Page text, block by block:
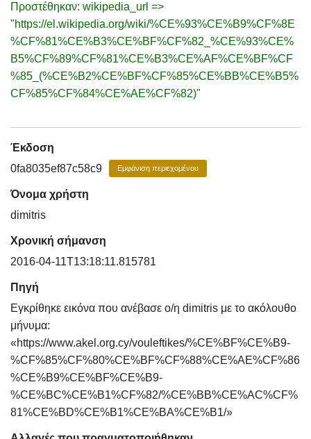
Προστέθηκαν: wikipedia_url =>
"https://el.wikipedia.org/wiki/%CE%93%CE%B9%CF%8E
%CF%81%CE%B3%CE%BF%CF%82_%CE%93%CE%
B5%CF%89%CF%81%CE%B3%CE%AF%CE%BF%CF
%85_(%CE%B2%CE%BF%CF%85%CE%BB%CE%B5%
CF%85%CF%84%CE%AE%CF%82)"
Έκδοση
0fa8035ef87c58c9
Εμφάνιση περιεχομένου
Όνομα χρήστη
dimitris
Χρονική σήμανση
2016-04-11T13:18:11.815781
Πηγή
Εγκρίθηκε εικόνα που ανέβασε ο/η dimitris με το ακόλουθο
μήνυμα:
«https://www.akel.org.cy/vouleftikes/%CE%BF%CE%B9-
%CF%85%CF%80%CE%BF%CF%88%CE%AE%CF%86
%CE%B9%CE%BF%CE%B9-
%CE%BC%CE%B1%CF%82/%CE%BB%CE%AC%CF%
81%CE%BD%CE%B1%CE%BA%CE%B1/»